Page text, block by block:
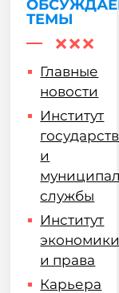
ТЕМЫ
Главные
новости
Институт
и
службы
Институт
и права
Карьера